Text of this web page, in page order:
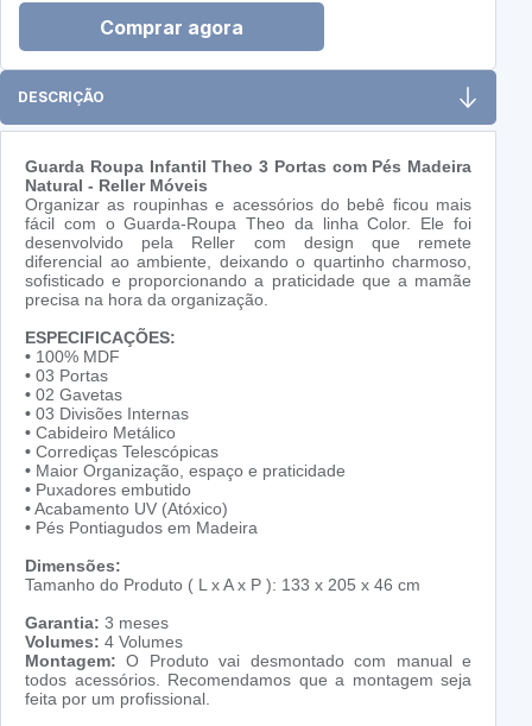
Comprar agora
DESCRIÇÃO
Guarda Roupa Infantil Theo 3 Portas com Pés Madeira
Natural - Reller Móveis
Organizar as roupinhas e acessórios do bebê ficou mais
fácil com o Guarda-Roupa Theo da linha Color. Ele foi
desenvolvido pela Reller com design que remete
diferencial ao ambiente, deixando o quartinho charmoso,
sofisticado e proporcionando a praticidade que a mamãe
precisa na hora da organização.
ESPECIFICAÇÕES:
• 100% MDF
• 03 Portas
• 02 Gavetas
• 03 Divisões Internas
• Cabideiro Metálico
• Corrediças Telescópicas
• Maior Organização, espaço e praticidade
• Puxadores embutido
•Acabamento UV (Atóxico)
• Pés Pontiagudos em Madeira
Dimensões:
Tamanho do Produto ( L x A x P ): 133 x 205 x 46 cm
Garantia: 3 meses
Volumes: 4 Volumes
Montagem:O Produto vai desmontado com manual e
todos acessórios. Recomendamos que a montagem seja
feita por um profissional.